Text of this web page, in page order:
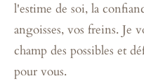
l'estime de soi, la
angoisses, vos freins. Je
champ des possibles et
pour vous.